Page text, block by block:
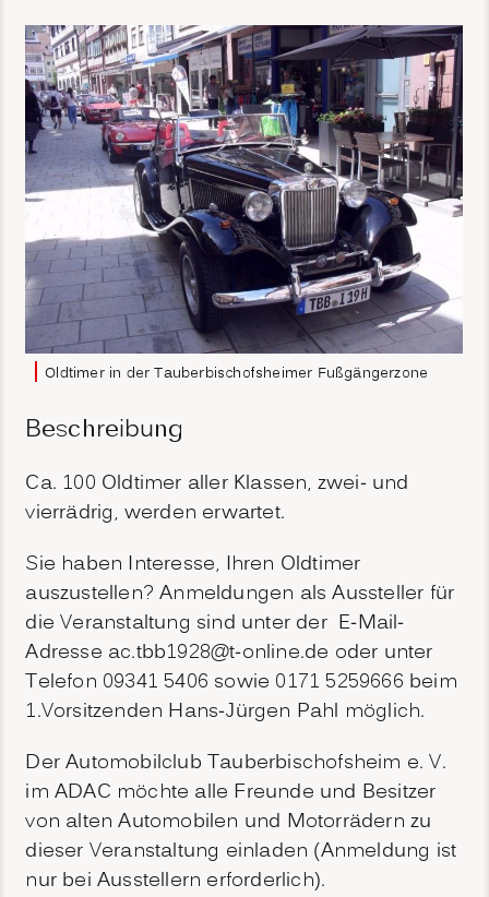
Oldtimer in der Tauberbischofsheimer Fußgängerzone
Beschreibung
Ca. 100 Oldtimer aller Klassen, zwei- und
vierrädrig, werden erwartet.
Sie haben Interesse, Ihren Oldtimer
auszustellen? Anmeldungen als Aussteller für
die Veranstaltung sind unter der E-Mail-
Adresse ac.tbb1928@t-online.de oder unter
Telefon 09341 5406 sowie 0171 5259666 beim
1.Vorsitzenden Hans-Jürgen Pahl möglich.
Der Automobilclub Tauberbischofsheim e. V.
im ADAC möchte alle Freunde und Besitzer
von alten Automobilen und Motorrädern zu
dieser Veranstaltung einladen (Anmeldung ist
nur bei Ausstellern erforderlich).